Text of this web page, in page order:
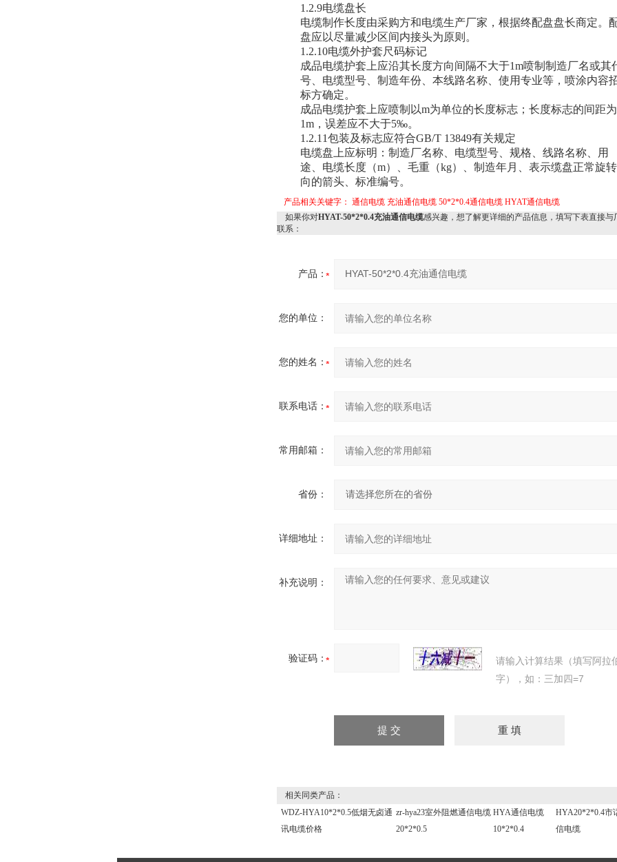
1.2.9电缆盘长
电缆制作长度由采购方和电缆生产厂家，根据终配盘盘长商定。
盘应以尽量减少区间内接头为原则。
1.2.10电缆外护套尺码标记
成品电缆护套上应沿其长度方向间隔不大于1m喷制制造厂名或其
号、电缆型号、制造年份、本线路名称、使用专业等，喷涂内容
标方确定。
成品电缆护套上应喷制以m为单位的长度标志；长度标志的间距为
1m，误差应不大于5‰。
1.2.11包装及标志应符合GB/T 13849有关规定
电缆盘上应标明：制造厂名称、电缆型号、规格、线路名称、用
途、电缆长度（m）、毛重（kg）、制造年月、表示缆盘正常旋
向的箭头、标准编号。
产品相关关键字： 通信电缆 充油通信电缆 50*2*0.4通信电缆 HYAT通信电缆
如果你对HYAT-50*2*0.4充油通信电缆感兴趣，想了解更详细的产品信息，填写下表直接与
联系：
产品：
您的单位：
您的姓名：
联系电话：
常用邮箱：
省份：
详细地址：
补充说明：
验证码：
请输入计算结果（填写阿拉
字），如：三加四=7
相关同类产品：
WDZ-HYA10*2*0.5低烟无卤通
讯电缆价格
zr-hya23室外阻燃通信电缆
20*2*0.5
HYA通信电缆
10*2*0.4
HYA20*2*0.4市
信电缆